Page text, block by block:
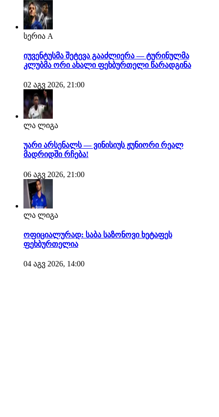
სერია A
იუვენტუსმა შეტევა გააძლიერა — ტურინულმა
კლუბმა ორი ახალი ფეხბურთელი წარადგინა
02 აგვ 2026, 21:00
ლა ლიგა
უარი არსენალს — ვინისიუს ჟუნიორი რეალ
მადრიდში რჩება!
06 აგვ 2026, 21:00
ლა ლიგა
ოფიციალურად: საბა საზონოვი ხეტაფეს
ფეხბურთელია
04 აგვ 2026, 14:00